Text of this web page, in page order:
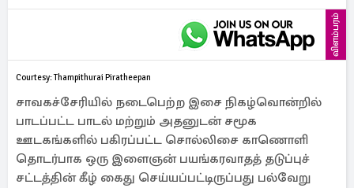
விளம்பரம்
Courtesy: Thampithurai Piratheepan
சாவகச்சேரியில் நடைபெற்ற இசை நிகழ்வொன்றில்
பாடப்பட்ட பாடல் மற்றும் அதனுடன் சமூக
ஊடகங்களில் பகிரப்பட்ட சொல்லிசை காணொளி
தொடர்பாக ஒரு இளைஞன் பயங்கரவாதத் தடுப்புச்
சட்டத்தின் கீழ் கைது செய்யப்பட்டிருப்பது பல்வேறு